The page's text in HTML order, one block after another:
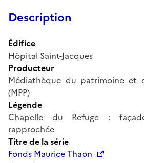
Description
Édifice
Hôpital Saint-Jacques
Producteur
Médiathèque du patrimoine et
(MPP)
Légende
Chapelle du Refuge :
rapprochée
Titre de la série
Fonds Maurice Thaon